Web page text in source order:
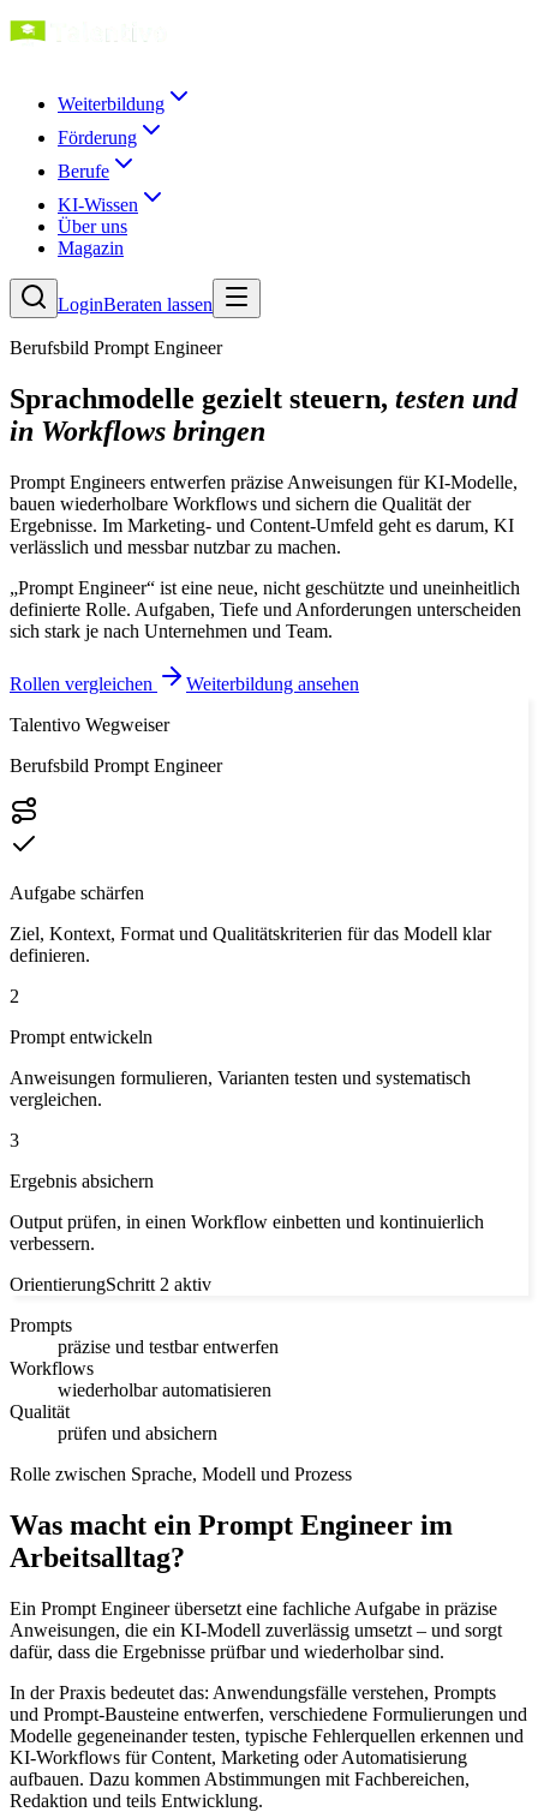
Weiterbildung
Förderung
Berufe
KI-Wissen
Über uns
Magazin
LoginBeraten lassen
Berufsbild Prompt Engineer
Sprachmodelle gezielt steuern, testen und
in Workflows bringen
Prompt Engineers entwerfen präzise Anweisungen für KI-Modelle,
bauen wiederholbare Workflows und sichern die Qualität der
Ergebnisse. Im Marketing- und Content-Umfeld geht es darum, KI
verlässlich und messbar nutzbar zu machen.
„Prompt Engineer“ ist eine neue, nicht geschützte und uneinheitlich
definierte Rolle. Aufgaben, Tiefe und Anforderungen unterscheiden
sich stark je nach Unternehmen und Team.
Rollen vergleichen
Weiterbildung ansehen
Talentivo Wegweiser
Berufsbild Prompt Engineer
Aufgabe schärfen
Ziel, Kontext, Format und Qualitätskriterien für das Modell klar
definieren.
2
Prompt entwickeln
Anweisungen formulieren, Varianten testen und systematisch
vergleichen.
3
Ergebnis absichern
Output prüfen, in einen Workflow einbetten und kontinuierlich
verbessern.
OrientierungSchritt 2 aktiv
Prompts
präzise und testbar entwerfen
Workflows
wiederholbar automatisieren
Qualität
prüfen und absichern
Rolle zwischen Sprache, Modell und Prozess
Was macht ein Prompt Engineer im
Arbeitsalltag?
Ein Prompt Engineer übersetzt eine fachliche Aufgabe in präzise
Anweisungen, die ein KI-Modell zuverlässig umsetzt – und sorgt
dafür, dass die Ergebnisse prüfbar und wiederholbar sind.
In der Praxis bedeutet das: Anwendungsfälle verstehen, Prompts
und Prompt-Bausteine entwerfen, verschiedene Formulierungen und
Modelle gegeneinander testen, typische Fehlerquellen erkennen und
KI-Workflows für Content, Marketing oder Automatisierung
aufbauen. Dazu kommen Abstimmungen mit Fachbereichen,
Redaktion und teils Entwicklung.